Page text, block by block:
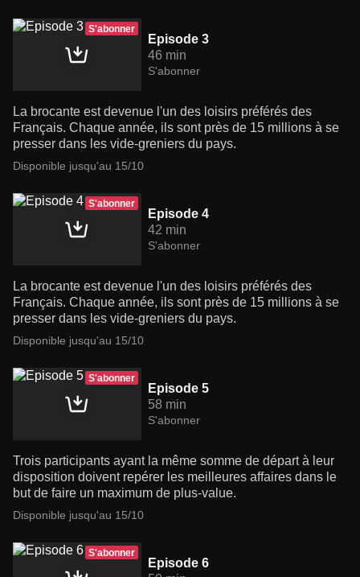
S'abonner
Episode 3
46 min
S'abonner
La brocante est devenue l'un des loisirs préférés des
Français. Chaque année, ils sont près de 15 millions à se
presser dans les vide-greniers du pays.
Disponible jusqu'au 15/10
S'abonner
Episode 4
42 min
S'abonner
La brocante est devenue l'un des loisirs préférés des
Français. Chaque année, ils sont près de 15 millions à se
presser dans les vide-greniers du pays.
Disponible jusqu'au 15/10
S'abonner
Episode 5
58 min
S'abonner
Trois participants ayant la même somme de départ à leur
disposition doivent repérer les meilleures affaires dans le
but de faire un maximum de plus-value.
Disponible jusqu'au 15/10
S'abonner
Episode 6